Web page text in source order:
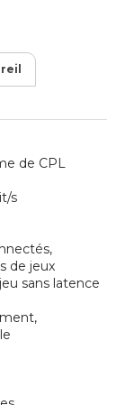
de CPL
s
de jeux
sans latence